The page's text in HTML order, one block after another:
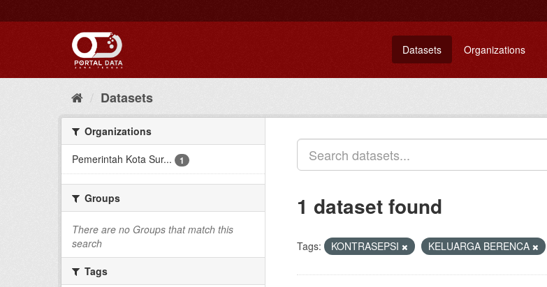
to
Datasets Organizations
Datasets
Organizations
Pemerintah Kota Sur...
1
Groups
There are no Groups that match this
search
Tags
1 dataset found
Tags: KONTRASEPSI KELUARGA BERENCA